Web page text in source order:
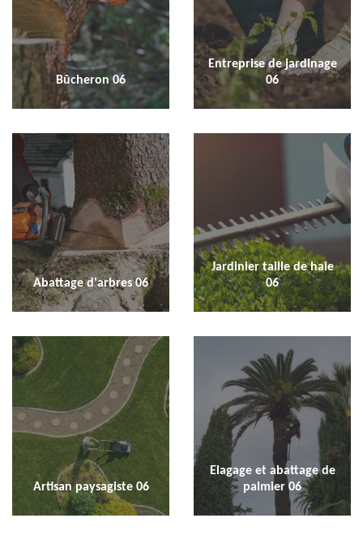
Bûcheron 06
Entreprise de jardinage
06
Abattage d'arbres 06
Jardinier taille de haie
06
Artisan paysagiste 06
Elagage et abattage de
palmier 06